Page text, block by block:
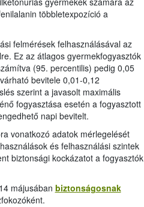
többletexpozíció a
felmérések felhasználásával az
Ez az átlagos gyermekfogyasztók
(95. percentilis) pedig 0,05
bevitele 0,01-0,12
szerint a javasolt maximális
fogyasztása esetén a fogyasztott
napi bevitelt.
vonatkozó adatok mérlegelését
és felhasználási szintek
biztonsági kockázatot a fogyasztók
májusában biztonságosnak